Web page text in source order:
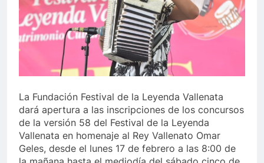
último de Berosca y Jesús Vides Con éxito
3 Años Ago
docente que abusó sexualmente de niña de 13
La Fundación Festival de la Leyenda Vallenata
dará apertura a las inscripciones de los concursos
de la versión 58 del Festival de la Leyenda
Vallenata en homenaje al Rey Vallenato Omar
Geles, desde el lunes 17 de febrero a las 8:00 de